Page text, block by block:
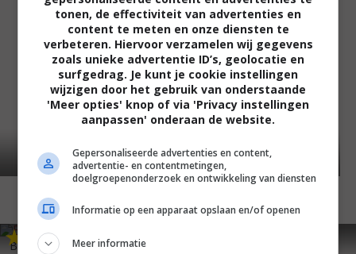
,6
Barbie: A Fairy Secret (2011)
tonen, de effectiviteit van advertenties en
content te meten en onze diensten te
verbeteren. Hiervoor verzamelen wij gegevens
zoals unieke advertentie ID’s, geolocatie en
surfgedrag. Je kunt je cookie instellingen
wijzigen door het gebruik van onderstaande
'Meer opties' knop of via 'Privacy instellingen
aanpassen' onderaan de website.
Gepersonaliseerde advertenties en content,
advertentie- en contentmetingen,
doelgroepenonderzoek en ontwikkeling van diensten
Informatie op een apparaat opslaan en/of openen
Meer informatie